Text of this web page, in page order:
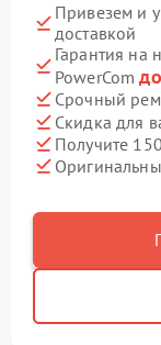
Привезем и
доставкой
Гарантия на
PowerCom
Срочный
Скидка для
Получите